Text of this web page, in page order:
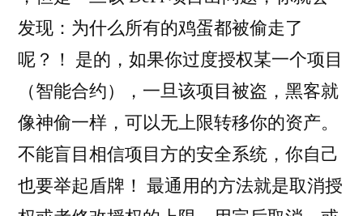
发现：为什么所有的鸡蛋都被偷走了
呢？！ 是的，如果你过度授权某一个项目
（智能合约），一旦该项目被盗，黑客就
像神偷一样，可以无上限转移你的资产。
不能盲目相信项目方的安全系统，你自己
也要举起盾牌！ 最通用的方法就是取消授